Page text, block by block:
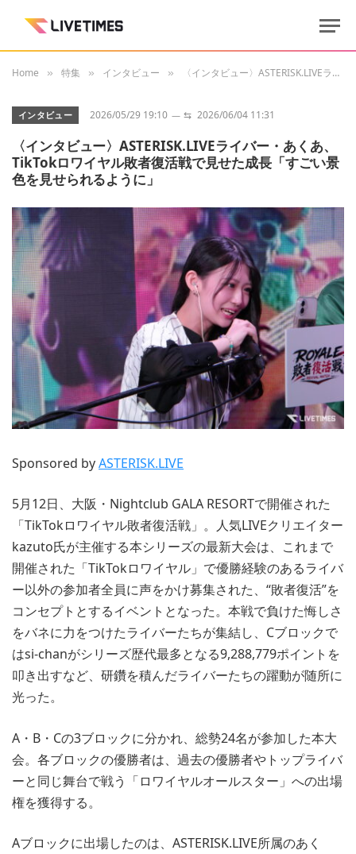
Home » 特集 » インタビュー » 〈インタビュー〉ASTERISK.LIVEライバー・あくあ、TikTokロワイヤル敗者復活戦で見せた成長「すごい景色を見せられるように」
インタビュー 2026/05/29 19:10 ⇆ 2026/06/04 11:31
〈インタビュー〉ASTERISK.LIVEライバー・あくあ、
TikTokロワイヤル敗者復活戦で見せた成長「すごい景
色を見せられるように」
Sponsored byASTERISK.LIVE
5月12日、大阪・Nightclub GALA RESORTで開催された
「TikTokロワイヤル敗者復活戦」。人気LIVEクリエイター
kazuto氏が主催する本シリーズの最新大会は、これまで
開催された「TikTokロワイヤル」で優勝経験のあるライバ
ー以外の参加者全員に声をかけ募集された、“敗者復活”を
コンセプトとするイベントとなった。本戦で負けた悔しさ
をバネに力をつけたライバーたちが集結し、Cブロックで
はsi-chanがシリーズ歴代最多となる9,288,779ポイントを
叩き出すなど、研鑽を積んだライバーたちの躍動が随所に
光った。
A・B・Cの3ブロックに分かれ、総勢24名が参加した本大
会。各ブロックの優勝者は、過去の優勝者やトップライバ
ーと同じ舞台で戦う「ロワイヤルオールスター」への出場
権を獲得する。
Aブロックに出場したのは、ASTERISK.LIVE所属のあく